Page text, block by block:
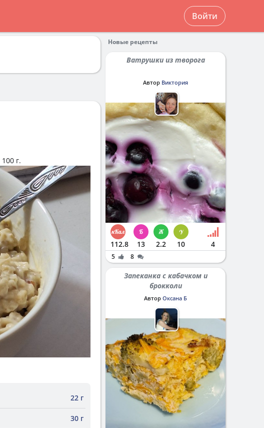
Войти
100 г.
22 г
30 г
Новые рецепты
Ватрушки из творога
Автор Виктория
112.8 13 2.2 10 4
5 8
Запеканка с кабачком и
брокколи
Автор Оксана Б